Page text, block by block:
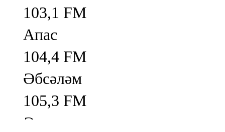
103,1 FM
Апас
104,4 FM
Әбсәләм
105,3 FM
Әлмәт